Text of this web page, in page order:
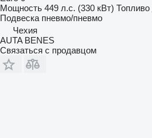
Мощность 449 л.с. (330 кВт) Топливо
Подвеска пневмо/пневмо
Чехия
AUTA BENES
Связаться с продавцом